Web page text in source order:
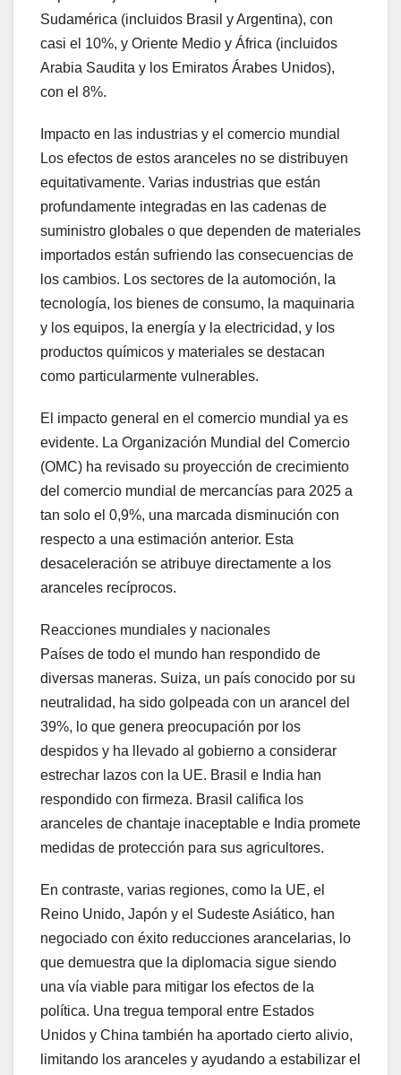
Sudamérica (incluidos Brasil y Argentina), con
casi el 10%, y Oriente Medio y África (incluidos
Arabia Saudita y los Emiratos Árabes Unidos),
con el 8%.
Impacto en las industrias y el comercio mundial
Los efectos de estos aranceles no se distribuyen
equitativamente. Varias industrias que están
profundamente integradas en las cadenas de
suministro globales o que dependen de materiales
importados están sufriendo las consecuencias de
los cambios. Los sectores de la automoción, la
tecnología, los bienes de consumo, la maquinaria
y los equipos, la energía y la electricidad, y los
productos químicos y materiales se destacan
como particularmente vulnerables.
El impacto general en el comercio mundial ya es
evidente. La Organización Mundial del Comercio
(OMC) ha revisado su proyección de crecimiento
del comercio mundial de mercancías para 2025 a
tan solo el 0,9%, una marcada disminución con
respecto a una estimación anterior. Esta
desaceleración se atribuye directamente a los
aranceles recíprocos.
Reacciones mundiales y nacionales
Países de todo el mundo han respondido de
diversas maneras. Suiza, un país conocido por su
neutralidad, ha sido golpeada con un arancel del
39%, lo que genera preocupación por los
despidos y ha llevado al gobierno a considerar
estrechar lazos con la UE. Brasil e India han
respondido con firmeza. Brasil califica los
aranceles de chantaje inaceptable e India promete
medidas de protección para sus agricultores.
En contraste, varias regiones, como la UE, el
Reino Unido, Japón y el Sudeste Asiático, han
negociado con éxito reducciones arancelarias, lo
que demuestra que la diplomacia sigue siendo
una vía viable para mitigar los efectos de la
política. Una tregua temporal entre Estados
Unidos y China también ha aportado cierto alivio,
limitando los aranceles y ayudando a estabilizar el